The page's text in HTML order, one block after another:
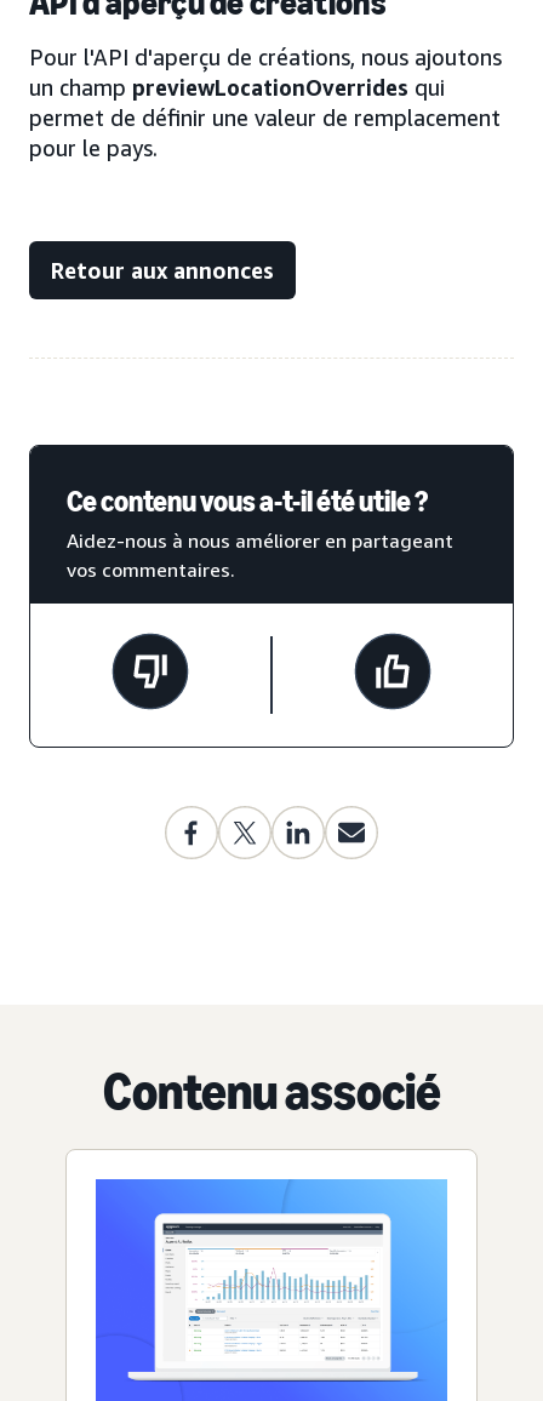
Pour l'API d'aperçu de créations, nous ajoutons
un champ previewLocationOverrides qui
permet de définir une valeur de remplacement
pour le pays.
Retour aux annonces
Ce contenu vous a-t-il été utile ?
Aidez-nous à nous améliorer en partageant
vos commentaires.
Contenu associé